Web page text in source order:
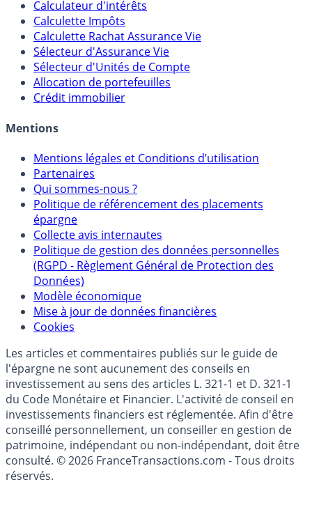
Calculateur d'intérêts
Calculette Impôts
Calculette Rachat Assurance Vie
Sélecteur d'Assurance Vie
Sélecteur d'Unités de Compte
Allocation de portefeuilles
Mentions légales et Conditions d’utilisation
Partenaires
Qui sommes-nous ?
Politique de référencement des placements
épargne
Collecte avis internautes
Politique de gestion des données personnelles
(RGPD - Règlement Général de Protection des
Données)
Modèle économique
Mise à jour de données financières
Cookies
Les articles et commentaires publiés sur le guide de
l'épargne ne sont aucunement des conseils en
investissement au sens des articles L. 321-1 et D. 321-1
du Code Monétaire et Financier. L'activité de conseil en
investissements financiers est réglementée. Afin d'être
conseillé personnellement, un conseiller en gestion de
patrimoine, indépendant ou non-indépendant, doit être
consulté. © 2026 FranceTransactions.com - Tous droits